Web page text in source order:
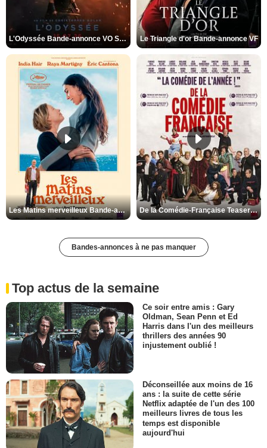
L'Odyssée Bande-annonce VO STFR Le Triangle d'or Bande-annonce VF
Les Matins merveilleux Bande-annonce VF De la Comédie-Française Teaser VF
Bandes-annonces à ne pas manquer
Top actus de la semaine
Ce soir entre amis : Gary
Oldman, Sean Penn et Ed
Harris dans l'un des meilleurs
thrillers des années 90
injustement oublié !
Déconseillée aux moins de 16
ans : la suite de cette série
Netflix adaptée de l'un des 100
meilleurs livres de tous les
temps est disponible
aujourd'hui